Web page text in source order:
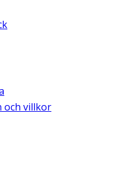
och villkor